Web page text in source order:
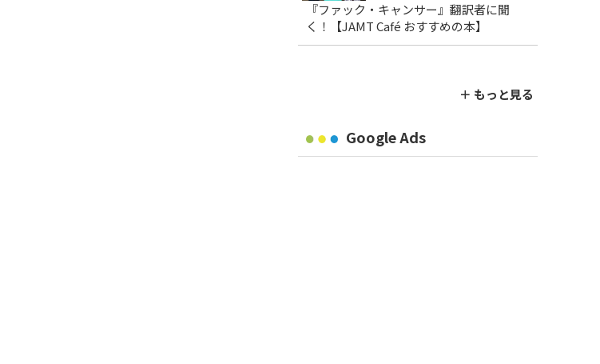
『ファック・キャンサー』翻訳者に聞
く！【JAMT Café おすすめの本】
＋ もっと見る
Google Ads